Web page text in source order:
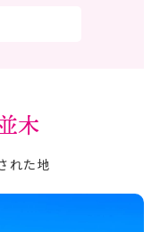
木
れた地